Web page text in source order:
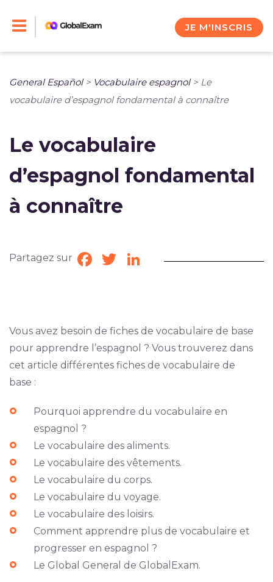
JE M'INSCRIS
General Español> Vocabulaire espagnol> Le
vocabulaire d’espagnol fondamental à connaître
Le vocabulaire
d’espagnol fondamental
à connaître
Partagez sur Facebook
TwitterLinkedIn
Vous avez besoin de fiches de vocabulaire de base
pour apprendre l’espagnol ? Vous trouverez dans
cet article différentes fiches de vocabulaire de
base :
Pourquoi apprendre du vocabulaire en
espagnol ?
Le vocabulaire des aliments.
Le vocabulaire des vêtements.
Le vocabulaire du corps.
Le vocabulaire du voyage.
Le vocabulaire des loisirs.
Comment apprendre plus de vocabulaire et
progresser en espagnol ?
Le Global General de GlobalExam.